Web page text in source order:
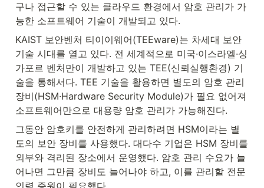
구나 접근할 수 있는 클라우드 환경에서 암호 관리가 가
능한 소프트웨어 기술이 개발되고 있다.
KAIST 보안벤처 티이이웨어(TEEware)는 차세대 보안
기술 시대를 열고 있다. 전 세계적으로 미국·이스라엘·싱
가포르 벤처만이 개발하고 있는 TEE(신뢰실행환경) 기
술을 통해서다. TEE 기술을 활용하면 별도의 암호 관리
장비(HSM·Hardware Security Module)가 필요 없어져
소프트웨어만으로 대용량 암호 관리가 가능해진다.
그동안 암호키를 안전하게 관리하려면 HSM이라는 별
도의 보안 장비를 사용했다. 대다수 기업은 HSM 장비를
외부와 격리된 장소에서 운영했다. 암호 관리 수요가 늘
어나면 그만큼 장비도 늘어나야 하고, 이를 관리할 전문
인력 증원이 필요했다.